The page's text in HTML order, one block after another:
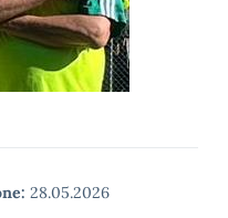
28.05.2026